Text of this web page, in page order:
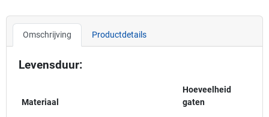
Omschrijving Productdetails
Levensduur:
Materiaal
Hoeveelheid
gaten